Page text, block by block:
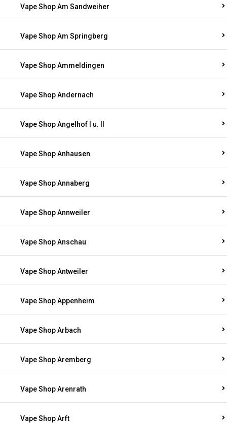
Vape Shop Am Sandweiher
Vape Shop Am Springberg
Vape Shop Ammeldingen
Vape Shop Andernach
Vape Shop Angelhof I u. II
Vape Shop Anhausen
Vape Shop Annaberg
Vape Shop Annweiler
Vape Shop Anschau
Vape Shop Antweiler
Vape Shop Appenheim
Vape Shop Arbach
Vape Shop Aremberg
Vape Shop Arenrath
Vape Shop Arft